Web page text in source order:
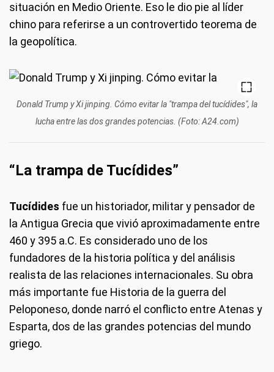
situación en Medio Oriente. Eso le dio pie al líder
chino para referirse a un controvertido teorema de
la geopolítica.
Donald Trump y Xi jinping. Cómo evitar la "trampa del tucídides", la
lucha entre las dos grandes potencias. (Foto: A24.com)
“La trampa de Tucídides”
Tucídides fue un historiador, militar y pensador de
la Antigua Grecia que vivió aproximadamente entre
460 y 395 a.C. Es considerado uno de los
fundadores de la historia política y del análisis
realista de las relaciones internacionales. Su obra
más importante fue Historia de la guerra del
Peloponeso, donde narró el conflicto entre Atenas y
Esparta, dos de las grandes potencias del mundo
griego.